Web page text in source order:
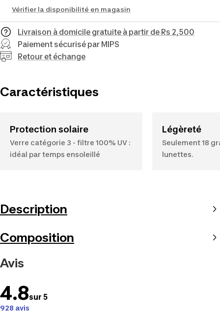
Vérifier la disponibilité en magasin
Livraison à domicile gratuite à partir de Rs 2,500
Paiement sécurisé par MIPS
Retour et échange
Caractéristiques
Protection solaire
Verre catégorie 3 - filtre 100% UV :
idéal par temps ensoleillé
Légèreté
Seulement 18
lunettes.
Description
Composition
Avis
4.8sur 5
928 avis